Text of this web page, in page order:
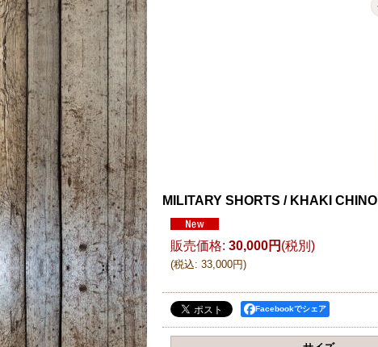
MILITARY SHORTS / KHAKI CHINO
販売価格: 30,000円 (税別)
(税込: 33,000円)
Facebookでシェア